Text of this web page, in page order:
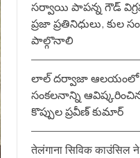
సర్వాయి పాపన్న గౌడ్
ప్రజా ప్రతినిధులు, కుల
పాల్గొనాలి
లాల్ దర్వాజా
సంకలనాన్ని
కొప్పుల ప్రవీణ్ కుమార్
तेलंगाना सिविक काउंसिल